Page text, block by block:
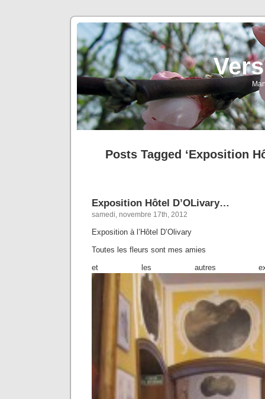
Posts Tagged ‘Exposition
Exposition Hôtel D’OLivary…
samedi, novembre 17th, 2012
Exposition à l’Hôtel D’Olivary
Toutes les fleurs sont mes amies
et les autres